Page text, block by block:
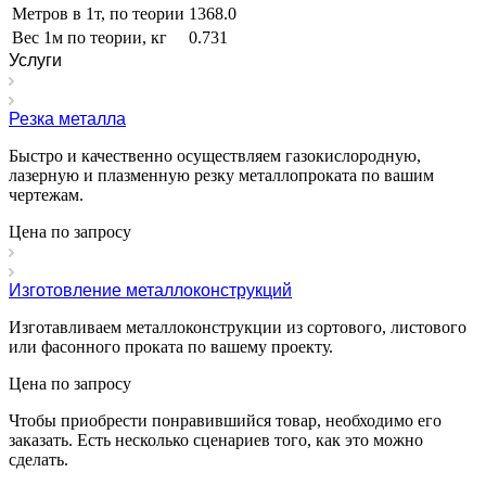
Метров в 1т, по теории 1368.0
Вес 1м по теории, кг
0.731
Услуги
Резка металла
Быстро и качественно осуществляем газокислородную,
лазерную и плазменную резку металлопроката по вашим
чертежам.
Цена по запросу
Изготовление металлоконструкций
Изготавливаем металлоконструкции из сортового, листового
или фасонного проката по вашему проекту.
Цена по запросу
Чтобы приобрести понравившийся товар, необходимо его
заказать. Есть несколько сценариев того, как это можно
сделать.